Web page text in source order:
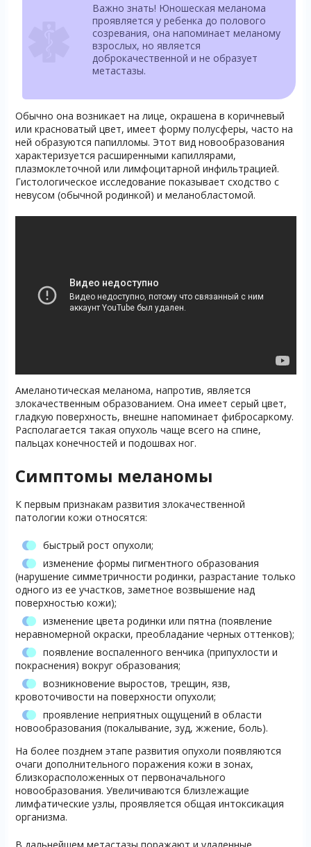
Важно знать! Юношеская меланома
проявляется у ребенка до полового
созревания, она напоминает меланому
взрослых, но является
доброкачественной и не образует
метастазы.
Обычно она возникает на лице, окрашена в коричневый
или красноватый цвет, имеет форму полусферы, часто на
ней образуются папилломы. Этот вид новообразования
характеризуется расширенными капиллярами,
плазмоклеточной или лимфоцитарной инфильтрацией.
Гистологическое исследование показывает сходство с
невусом (обычной родинкой) и меланобластомой.
Амеланотическая меланома, напротив, является
злокачественным образованием. Она имеет серый цвет,
гладкую поверхность, внешне напоминает фибросаркому.
Располагается такая опухоль чаще всего на спине,
пальцах конечностей и подошвах ног.
Симптомы меланомы
К первым признакам развития злокачественной
патологии кожи относятся:
быстрый рост опухоли;
изменение формы пигментного образования
(нарушение симметричности родинки, разрастание только
одного из ее участков, заметное возвышение над
поверхностью кожи);
изменение цвета родинки или пятна (появление
неравномерной окраски, преобладание черных оттенков);
появление воспаленного венчика (припухлости и
покраснения) вокруг образования;
возникновение выростов, трещин, язв,
кровоточивости на поверхности опухоли;
проявление неприятных ощущений в области
новообразования (покалывание, зуд, жжение, боль).
На более позднем этапе развития опухоли появляются
очаги дополнительного поражения кожи в зонах,
близкорасположенных от первоначального
новообразования. Увеличиваются близлежащие
лимфатические узлы, проявляется общая интоксикация
организма.